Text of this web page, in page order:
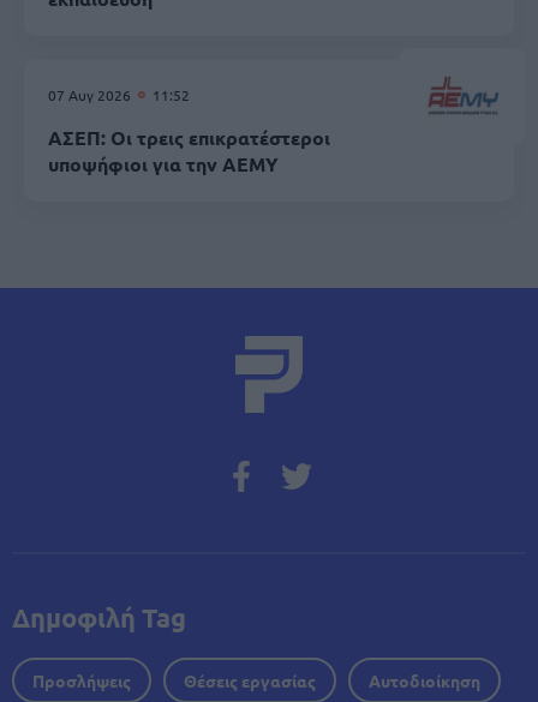
07 Αυγ 2026 11:52
ΑΣΕΠ: Οι τρεις επικρατέστεροι
υποψήφιοι για την ΑΕΜΥ
Δημοφιλή Tag
Προσλήψεις Θέσεις εργασίας Αυτοδιοίκηση